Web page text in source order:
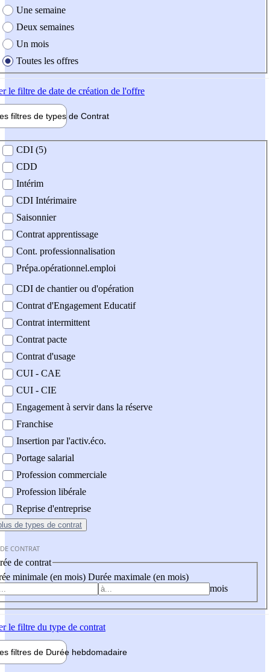
Une semaine
Deux semaines
Un mois
Toutes les offres
le filtre de date de création de l'offre
filtres de types de Contrat
contrat
CDI (5)
CDD
Intérim
CDI Intérimaire
Saisonnier
Contrat apprentissage
Cont. professionnalisation
Prépa.opérationnel.emploi
CDI de chantier ou d'opération
Contrat d'Engagement Educatif
Contrat intermittent
Contrat pacte
Contrat d'usage
CUI - CAE
CUI - CIE
Engagement à servir dans la réserve
Franchise
Insertion par l'activ.éco.
Portage salarial
Profession commerciale
Profession libérale
Reprise d'entreprise
de types de contrat
CONTRAT
de contrat
minimale (en mois) Durée maximale (en mois)
mois
le filtre du type de contrat
filtres de Durée hebdomadaire